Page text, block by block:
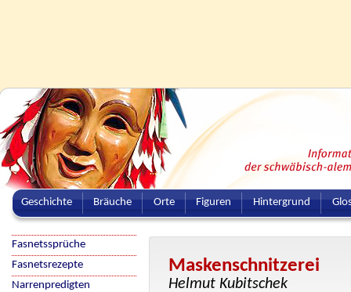
Geschichte Bräuche Orte Figuren Hintergrund
Maskenschnitzerei
Helmut Kubitschek
Fasnetssprüche
Fasnetsrezepte
Narrenpredigten